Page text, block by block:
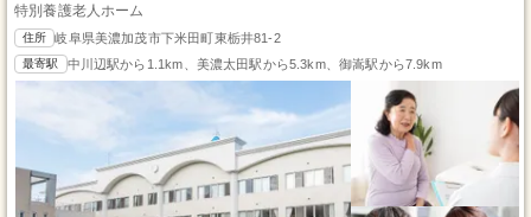
特別養護老人ホーム
住所 岐阜県美濃加茂市下米田町東栃井81-2
最寄駅 中川辺駅から1.1km、美濃太田駅から5.3km、御嵩駅から7.9km